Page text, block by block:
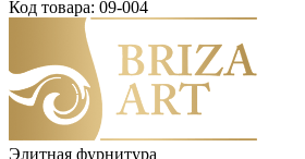
Код товара: 09-004
Элитная фурнитура